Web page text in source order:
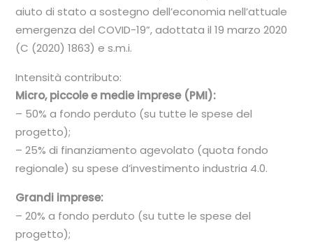
aiuto di stato a sostegno dell’economia nell’attuale
emergenza del COVID-19”, adottata il 19 marzo 2020
(C (2020) 1863) e s.m.i.
Intensità contributo:
Micro, piccole e medie imprese (PMI):
– 50% a fondo perduto (su tutte le spese del
progetto);
– 25% di finanziamento agevolato (quota fondo
regionale) su spese d’investimento industria 4.0.
Grandi imprese:
– 20% a fondo perduto (su tutte le spese del
progetto);